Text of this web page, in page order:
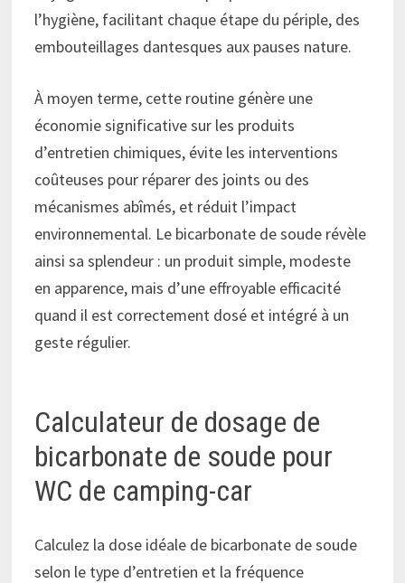
l’hygiène, facilitant chaque étape du périple, des
embouteillages dantesques aux pauses nature.
À moyen terme, cette routine génère une
économie significative sur les produits
d’entretien chimiques, évite les interventions
coûteuses pour réparer des joints ou des
mécanismes abîmés, et réduit l’impact
environnemental. Le bicarbonate de soude révèle
ainsi sa splendeur : un produit simple, modeste
en apparence, mais d’une effroyable efficacité
quand il est correctement dosé et intégré à un
geste régulier.
Calculateur de dosage de
bicarbonate de soude pour
WC de camping-car
Calculez la dose idéale de bicarbonate de soude
selon le type d’entretien et la fréquence